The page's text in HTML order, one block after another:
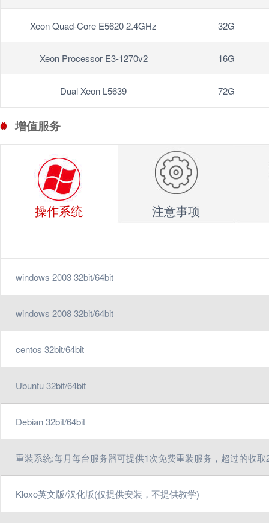
Xeon Quad-Core E5620 2.4GHz 32G
Xeon Processor E3-1270v2 16G
Dual Xeon L5639 72G
增值服务
操作系统 注意事项
windows 2003 32bit/64bit
windows 2008 32bit/64bit
centos 32bit/64bit
Ubuntu 32bit/64bit
Debian 32bit/64bit
重装系统:每月每台服务器可提供1次免费重装服务，超过的收取
Kloxo英文版/汉化版(仅提供安装，不提供教学)